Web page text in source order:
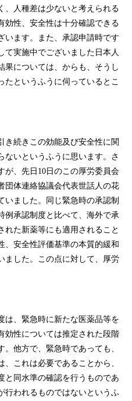
、人種差は少ないと考えられる
効性、安全性は十分確認できる
います。また、承認申請時です
て実施中でございました日本人
果については、からも、そうし
たというふうに伺っているとこ
き続きこの効能及び安全性に関
ないというふうに思います。さ
が、先日10日のこの厚労委員会
団体連絡協議会代表世話人の花
いました。同じ緊急時の承認制
例承認制度と比べて、海外で承
れた新薬等にも適用されること
、安全性評価基準の本質的緩和
ました。この点に対して、厚労
は、緊急時に新たな医薬品等を
効性については推定された段階
他方で、緊急時であっても、
これは必要であることから、
と同水準の確認を行うものであ
行われるものではないというふ